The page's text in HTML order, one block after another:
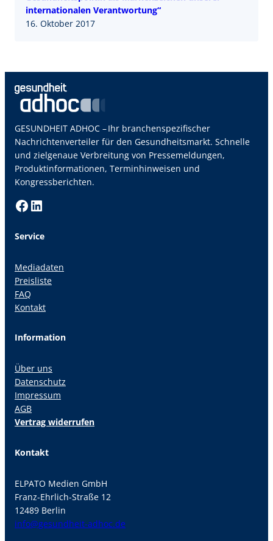
internationalen Verantwortung“
16. Oktober 2017
GESUNDHEIT ADHOC – Ihr branchenspezifischer
Nachrichtenverteiler für den Gesundheitsmarkt. Schnelle
und zielgenaue Verbreitung von Pressemeldungen,
Produktinformationen, Terminhinweisen und
Kongressberichten.
Facebook LinkedIn
Service
Mediadaten
Preisliste
FAQ
Kontakt
Information
Über uns
Datenschutz
Impressum
AGB
Vertrag widerrufen
Kontakt
ELPATO Medien GmbH
Franz-Ehrlich-Straße 12
12489 Berlin
info@gesundheit-adhoc.de